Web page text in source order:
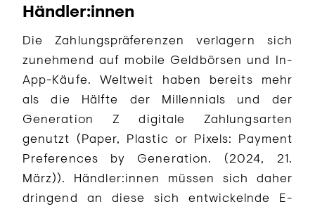
Händler:innen
Die Zahlungspräferenzen verlagern sich
zunehmend auf mobile Geldbörsen und In-
App-Käufe. Weltweit haben bereits mehr
als die Hälfte der Millennials und der
Generation Z digitale Zahlungsarten
genutzt (Paper, Plastic or Pixels: Payment
Preferences by Generation. (2024, 21.
März)). Händler:innen müssen sich daher
dringend an diese sich entwickelnde E-